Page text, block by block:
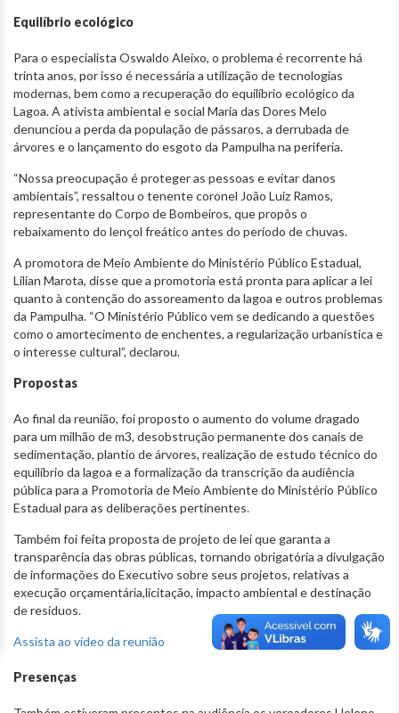
Equilíbrio ecológico
Para o especialista Oswaldo Aleixo, o problema é recorrente há
trinta anos, por isso é necessária a utilização de tecnologias
modernas, bem como a recuperação do equilíbrio ecológico da
Lagoa. A ativista ambiental e social Maria das Dores Melo
denunciou a perda da população de pássaros, a derrubada de
árvores e o lançamento do esgoto da Pampulha na periferia.
“Nossa preocupação é proteger as pessoas e evitar danos
ambientais”, ressaltou o tenente coronel João Luiz Ramos,
representante do Corpo de Bombeiros, que propôs o
rebaixamento do lençol freático antes do período de chuvas.
A promotora de Meio Ambiente do Ministério Público Estadual,
Lilian Marota, disse que a promotoria está pronta para aplicar a lei
quanto à contenção do assoreamento da lagoa e outros problemas
da Pampulha. “O Ministério Público vem se dedicando a questões
como o amortecimento de enchentes, a regularização urbanística e
o interesse cultural”, declarou.
Propostas
Ao final da reunião, foi proposto o aumento do volume dragado
para um milhão de m3, desobstrução permanente dos canais de
sedimentação, plantio de árvores, realização de estudo técnico do
equilíbrio da lagoa e a formalização da transcrição da audiência
pública para a Promotoria de Meio Ambiente do Ministério Público
Estadual para as deliberações pertinentes.
Também foi feita proposta de projeto de lei que garanta a
transparência das obras públicas, tornando obrigatória a divulgação
de informações do Executivo sobre seus projetos, relativas a
execução orçamentária,licitação, impacto ambiental e destinação
de resíduos.
Assista ao vídeo da reunião
Presenças